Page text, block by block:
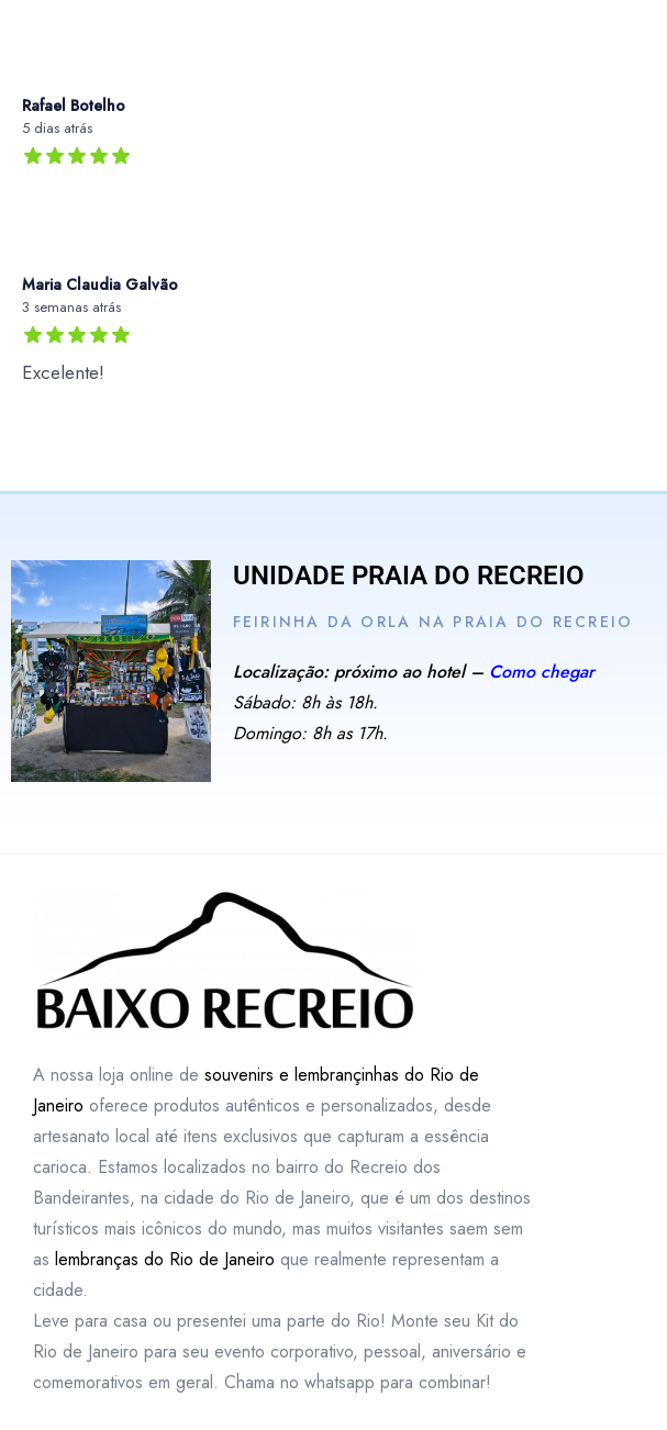
Rafael Botelho
5 dias atrás
Maria Claudia Galvão
3 semanas atrás
Excelente!
UNIDADE PRAIA DO RECREIO
FEIRINHA DA ORLA NA PRAIA DO RECREIO
Localização: próximo ao hotel – Como chegar
Sábado: 8h às 18h.
Domingo: 8h as 17h.
A nossa loja online de souvenirs e lembrançinhas do Rio de
Janeiro oferece produtos autênticos e personalizados, desde
artesanato local até itens exclusivos que capturam a essência
carioca. Estamos localizados no bairro do Recreio dos
Bandeirantes, na cidade do Rio de Janeiro, que é um dos destinos
turísticos mais icônicos do mundo, mas muitos visitantes saem sem
as lembranças do Rio de Janeiro que realmente representam a
cidade.
Leve para casa ou presentei uma parte do Rio! Monte seu Kit do
Rio de Janeiro para seu evento corporativo, pessoal, aniversário e
comemorativos em geral. Chama no whatsapp para combinar!